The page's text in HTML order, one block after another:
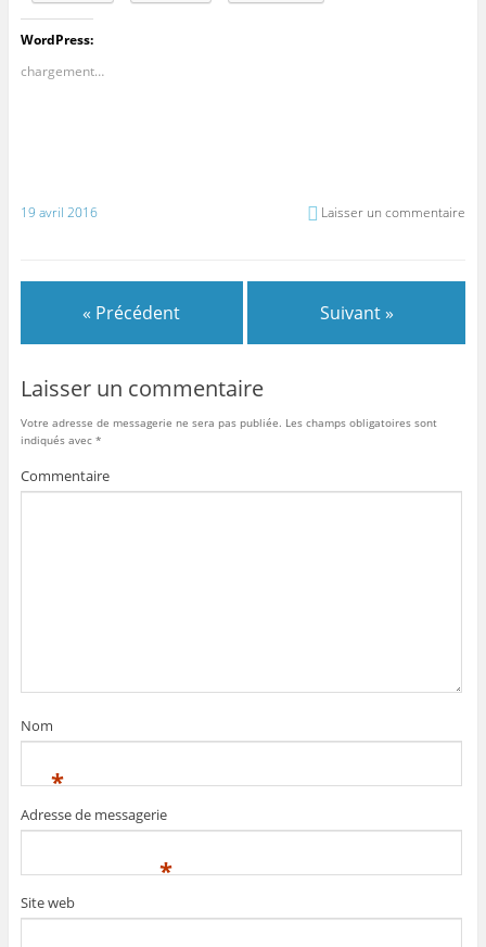
WordPress:
chargement…
19 avril 2016 Laisser un commentaire
« Précédent Suivant »
Laisser un commentaire
Votre adresse de messagerie ne sera pas publiée. Les champs obligatoires sont
indiqués avec *
Commentaire
Nom
*
Adresse de messagerie
*
Site web